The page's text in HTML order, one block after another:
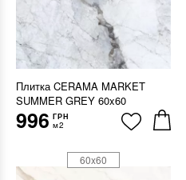
Плитка CERAMA MARKET
SUMMER GREY 60x60
996 ГРН
м2
60x60